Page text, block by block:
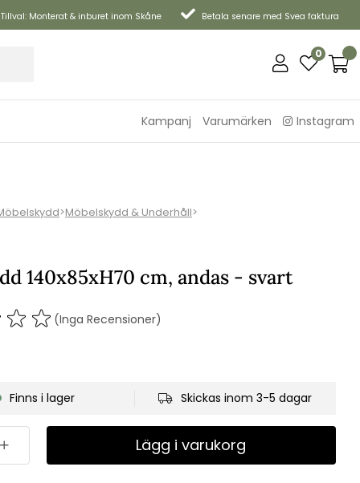
Tillval: Monterat & inburet inom Skåne Betala senare med Svea faktura
0
Kampanj Varumärken Instagram
>Möbelskydd & Underhåll>
140x85xH70 cm, andas - svart
(Inga Recensioner)
Finns i lager Skickas inom 3-5 dagar
Lägg i varukorg